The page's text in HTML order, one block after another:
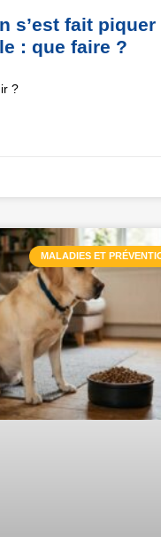
s’est fait piquer
: que faire ?
?
MALADIES ET